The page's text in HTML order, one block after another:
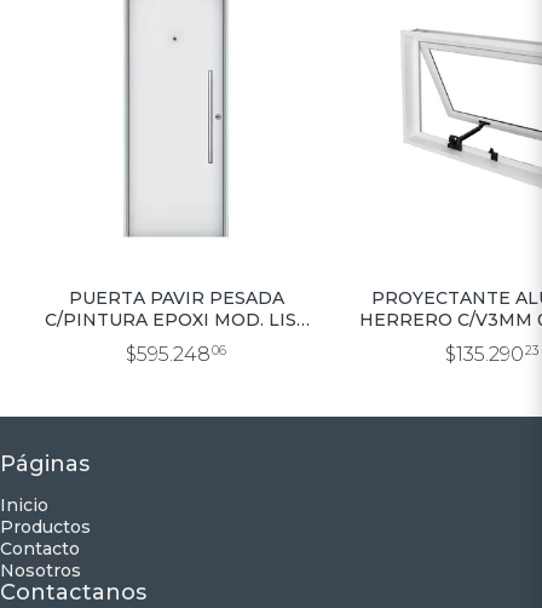
PUERTA PAVIR PESADA
C/PINTURA EPOXI MOD. LISA
C/BARRAL 0.80×2.00
$595.24806
PROYECTANTE
HERRERO C/V3MM
$135.29023
Páginas
Inicio
Productos
Contacto
Nosotros
Contactanos